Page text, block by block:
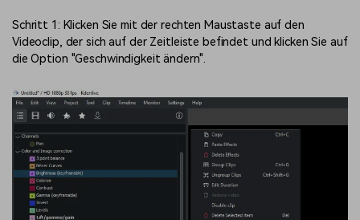
Schritt 1: Klicken Sie mit der rechten Maustaste auf den
Videoclip, der sich auf der Zeitleiste befindet und klicken Sie auf
die Option "Geschwindigkeit ändern".